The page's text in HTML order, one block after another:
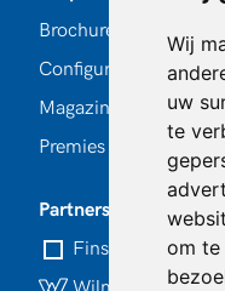
Wij
uw
te
om te
Brochures
Configurator
Magazine
Premies en subsidies
Partners
Finstral